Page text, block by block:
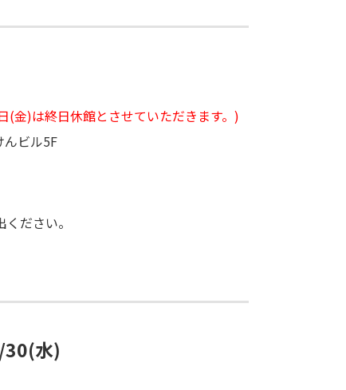
金)は終日休館とさせていただきます。)
ビル5F
ださい。
水)